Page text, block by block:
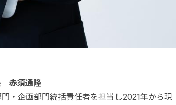
赤須通隆
・企画部門統括責任者を担当し2021年から現